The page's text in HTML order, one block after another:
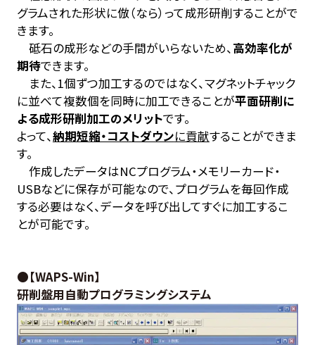
グラムされた形状に倣（なら）って成形研削することがで
きます。
砥石の成形などの手間がいらないため、高効率化が
期待できます。
また、1個ずつ加工するのではなく、マグネットチャック
に並べて複数個を同時に加工できることが平面研削に
よる成形研削加工のメリットです。
よって、納期短縮・コストダウンに貢献することができま
す。
作成したデータはNCプログラム・メモリーカード・
USBなどに保存が可能なので、プログラムを毎回作成
する必要はなく、データを呼び出してすぐに加工するこ
とが可能です。
●【WAPS-Win】
研削盤用自動プログラミングシステム